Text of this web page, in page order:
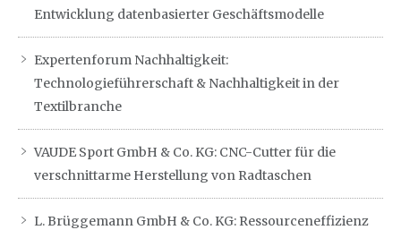
Entwicklung datenbasierter Geschäftsmodelle
Expertenforum Nachhaltigkeit:
Technologieführerschaft & Nachhaltigkeit in der
Textilbranche
VAUDE Sport GmbH & Co. KG: CNC-Cutter für die
verschnittarme Herstellung von Radtaschen
L. Brüggemann GmbH & Co. KG: Ressourceneffizienz